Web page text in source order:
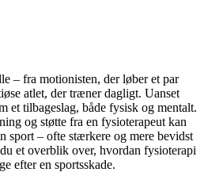
– fra motionisten, der løber et par
atlet, der træner dagligt. Uanset
et tilbageslag, både fysisk og mentalt.
og støtte fra en fysioterapeut kan
sport – ofte stærkere og mere bevidst
et overblik over, hvordan fysioterapi
efter en sportsskade.